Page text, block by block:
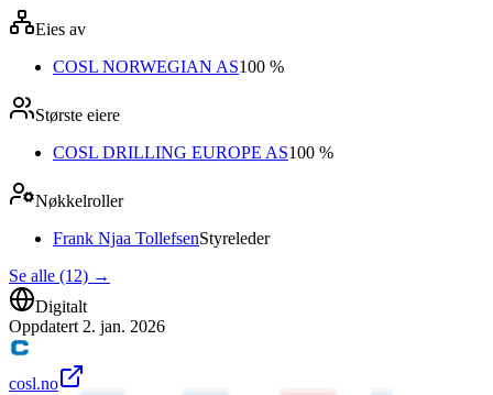
Eies av
COSL NORWEGIAN AS100 %
Største eiere
COSL DRILLING EUROPE AS100 %
Nøkkelroller
Frank Njaa TollefsenStyreleder
Se alle (12) →
Digitalt
Oppdatert 2. jan. 2026
cosl.no